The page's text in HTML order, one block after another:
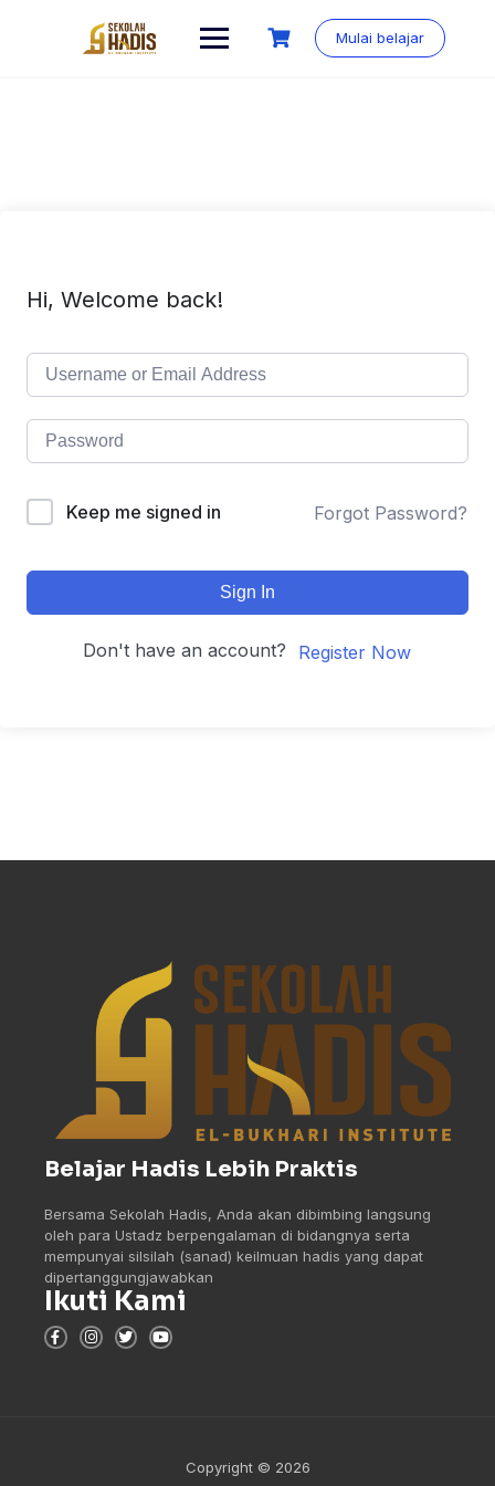
Mulai belajar
Hi, Welcome back!
Keep me signed in Forgot Password?
Sign In
Don't have an account? Register Now
Belajar Hadis Lebih Praktis
Bersama Sekolah Hadis, Anda akan dibimbing langsung
oleh para Ustadz berpengalaman di bidangnya serta
mempunyai silsilah (sanad) keilmuan hadis yang dapat
dipertanggungjawabkan
Ikuti Kami
Copyright © 2026